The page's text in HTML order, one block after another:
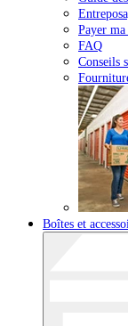
Payer
FAQ
Conseils
Boîtes et